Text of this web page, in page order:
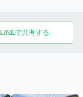
LINEで共有する